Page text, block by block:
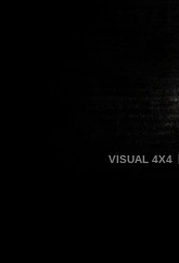
VISUAL 4X4